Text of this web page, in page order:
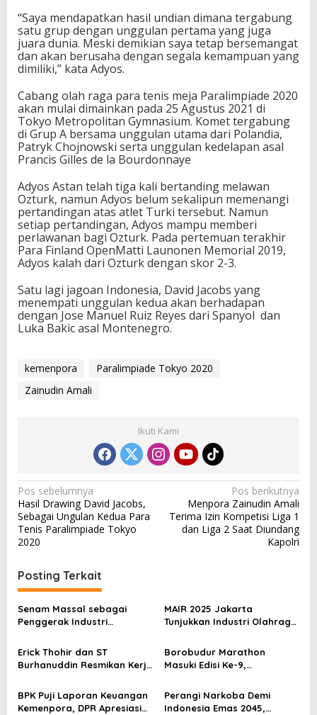
“Saya mendapatkan hasil undian dimana tergabung
satu grup dengan unggulan pertama yang juga
juara dunia. Meski demikian saya tetap bersemangat
dan akan berusaha dengan segala kemampuan yang
dimiliki,” kata Adyos.
Cabang olah raga para tenis meja Paralimpiade 2020
akan mulai dimainkan pada 25 Agustus 2021 di
Tokyo Metropolitan Gymnasium. Komet tergabung
di Grup A bersama unggulan utama dari Polandia,
Patryk Chojnowski serta unggulan kedelapan asal
Prancis Gilles de la Bourdonnaye
Adyos Astan telah tiga kali bertanding melawan
Ozturk, namun Adyos belum sekalipun memenangi
pertandingan atas atlet Turki tersebut. Namun
setiap pertandingan, Adyos mampu memberi
perlawanan bagi Ozturk. Pada pertemuan terakhir
Para Finland OpenMatti Launonen Memorial 2019,
Adyos kalah dari Ozturk dengan skor 2-3.
Satu lagi jagoan Indonesia, David Jacobs yang
menempati unggulan kedua akan berhadapan
dengan Jose Manuel Ruiz Reyes dari Spanyol dan
Luka Bakic asal Montenegro.
kemenpora
Paralimpiade Tokyo 2020
Zainudin Amali
Ikuti Kami
N
a
v
i
g
a
s
i
p
o
s
Pos sebelumnya
Hasil Drawing David Jacobs,
Sebagai Ungulan Kedua Para
Tenis Paralimpiade Tokyo
2020
Pos berikutnya
Menpora Zainudin Amali
Terima Izin Kompetisi Liga 1
dan Liga 2 Saat Diundang
Kapolri
Posting Terkait
Senam Massal sebagai
Penggerak Industri
2025 untuk Ekonomi
Nasional
MAIR 2025 Jakarta
Tunjukkan Industri Olahraga
Erick Thohir dan ST
Burhanuddin Resmikan Kerja
Program Pemuda dan
Olahraga
Borobudur Marathon
Masuki Edisi Ke-9,
Kolaborasi
BPK Puji Laporan Keuangan
Kemenpora, DPR Apresiasi
Perangi Narkoba Demi
Indonesia Emas 2045,